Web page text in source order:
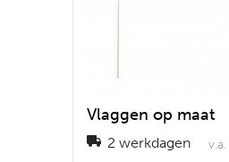
Vlaggen op maat
2 werkdagen v.a.